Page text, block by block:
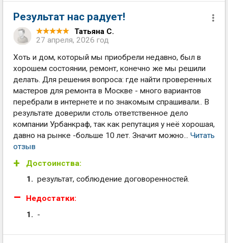
Результат нас радует!
Татьяна С.
27 апреля, 2026 год
Хоть и дом, который мы приобрели недавно, был в
хорошем состоянии, ремонт, конечно же мы решили
делать. Для решения вопроса: где найти проверенных
мастеров для ремонта в Москве - много вариантов
перебрали в интернете и по знакомым спрашивали.. В
результате доверили столь ответственное дело
компании Урбанкраф, так как репутация у неё хорошая,
давно на рынке -больше 10 лет. Значит можно... Читать
отзыв
Достоинства:
результат, соблюдение договоренностей.
Недостатки:
-